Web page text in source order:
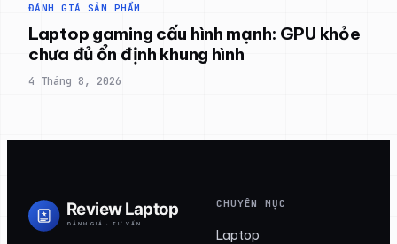
ĐÁNH GIÁ SẢN PHẨM
Laptop gaming cấu hình mạnh: GPU khỏe
chưa đủ ổn định khung hình
4 Tháng 8, 2026
CHUYÊN MỤC
Laptop